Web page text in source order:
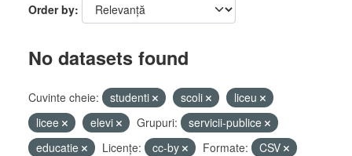
Order by
No datasets found
Cuvinte cheie: studenti scoli
liceu
licee
elevi Grupuri:
servicii-publice
educatie
Licenţe: cc-by Formate:
CSV